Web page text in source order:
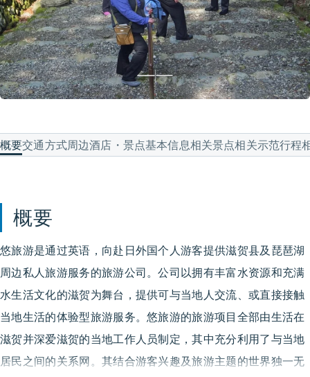
概要交通方式周边酒店・景点基本信息相关景点相关示范行程
概要
悠旅游是通过英语，向赴日外国个人游客提供滋贺县及琵琶湖
周边私人旅游服务的旅游公司。公司以拥有丰富水资源和充满
水生活文化的滋贺为舞台，提供可与当地人交流、或直接接触
当地生活的体验型旅游服务。悠旅游的旅游项目全部由生活在
滋贺并深爱滋贺的当地工作人员制定，其中充分利用了与当地
居民之间的关系网。其结合游客兴趣及旅游主题的世界独一无